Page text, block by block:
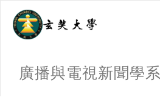
廣播與電視新聞學系